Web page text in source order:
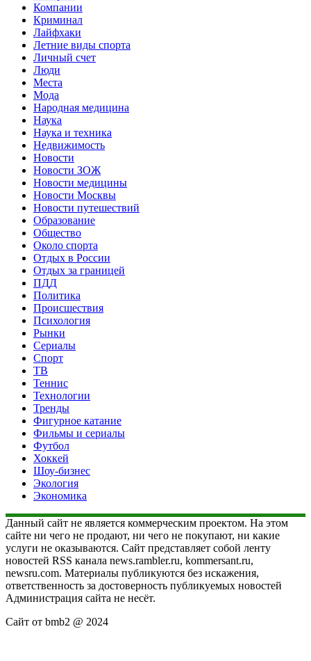
Компании
Криминал
Лайфхаки
Летние виды спорта
Личный счет
Люди
Места
Мода
Народная медицина
Наука
Наука и техника
Недвижимость
Новости
Новости ЗОЖ
Новости медицины
Новости Москвы
Новости путешествий
Образование
Общество
Около спорта
Отдых в России
Отдых за границей
ПДД
Политика
Происшествия
Психология
Рынки
Сериалы
Спорт
ТВ
Теннис
Технологии
Тренды
Фигурное катание
Фильмы и сериалы
Футбол
Хоккей
Шоу-бизнес
Экология
Экономика
Данный сайт не является коммерческим проектом. На этом
сайте ни чего не продают, ни чего не покупают, ни какие
услуги не оказываются. Сайт представляет собой ленту
новостей RSS канала news.rambler.ru, kommersant.ru,
newsru.com. Материалы публикуются без искажения,
ответственность за достоверность публикуемых новостей
Администрация сайта не несёт.
Сайт от bmb2 @ 2024